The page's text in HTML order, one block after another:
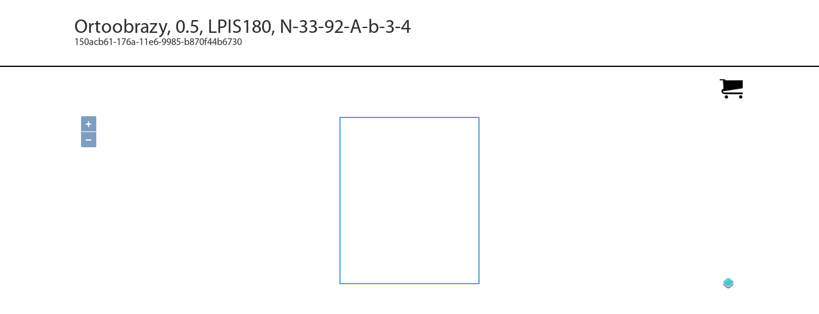
Ortoobrazy, 0.5, LPIS180, N-33-92-A-b-3-4
150acb61-176a-11e6-9985-b870f44b6730
+
−